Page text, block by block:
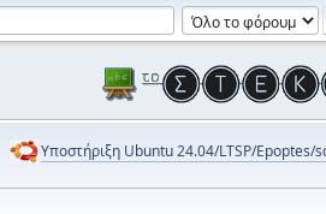
Υποστήριξη Ubuntu 24.04/LTSP/Epoptes/